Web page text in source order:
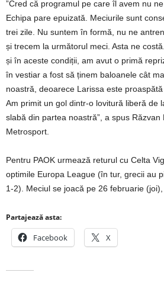
”Cred că programul pe care îl avem nu
Echipa pare epuizată. Meciurile sunt
trei zile. Nu suntem în formă, nu ne
și trecem la următorul meci. Asta ne
și în aceste condiții, am avut o primă
în vestiar a fost să ținem baloanele cât
noastră, deoarece Larissa este
Am primit un gol dintr-o lovitură liberă de
slabă din partea noastră”, a spus Răzvan
Metrosport.
Pentru PAOK urmează returul cu Celta
optimile Europa League (în tur, grecii au
1-2). Meciul se joacă pe 26 februarie
Partajează asta:
Facebook X